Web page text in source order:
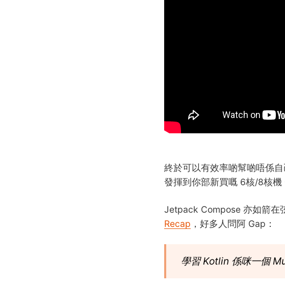
終於可以有效率啲幫啲唔係
發揮到你部新買嘅 6核/8核機
Jetpack Compose 亦如箭在
Recap ，好多人問阿 Gap：
學習 Kotlin 係咪一個